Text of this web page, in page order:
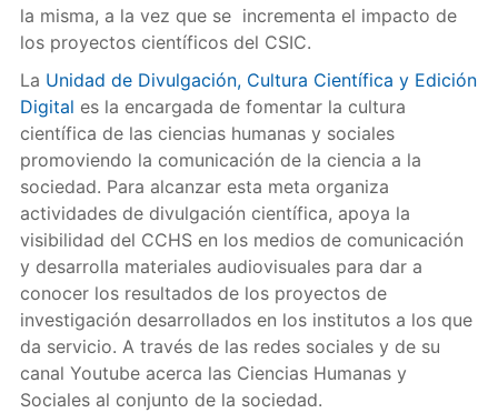
la misma, a la vez que se incrementa el impacto de
los proyectos científicos del CSIC.
La Unidad de Divulgación, Cultura Científica y Edición
Digital es la encargada de fomentar la cultura
científica de las ciencias humanas y sociales
promoviendo la comunicación de la ciencia a la
sociedad. Para alcanzar esta meta organiza
actividades de divulgación científica, apoya la
visibilidad del CCHS en los medios de comunicación
y desarrolla materiales audiovisuales para dar a
conocer los resultados de los proyectos de
investigación desarrollados en los institutos a los que
da servicio. A través de las redes sociales y de su
canal Youtube acerca las Ciencias Humanas y
Sociales al conjunto de la sociedad.